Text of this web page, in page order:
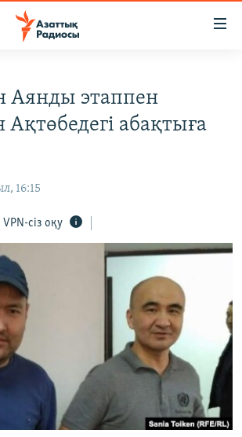
Аянды этаппен
абақтыға
16:15
VPN-сіз оқу